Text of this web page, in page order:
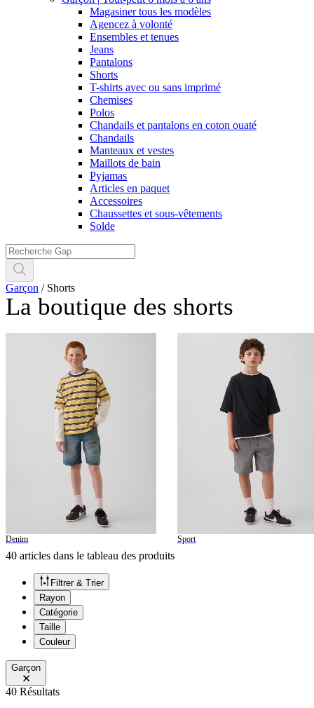
Magasiner tous les modèles
Agencez à volonté
Ensembles et tenues
Jeans
Pantalons
Shorts
T-shirts avec ou sans imprimé
Chemises
Polos
Chandails et pantalons en coton ouaté
Chandails
Manteaux et vestes
Maillots de bain
Pyjamas
Articles en paquet
Accessoires
Chaussettes et sous-vêtements
Solde
Garçon / Shorts
La boutique des shorts
Denim Sport
40 articles dans le tableau des produits
Filtrer & Trier
Rayon
Catégorie
Taille
Couleur
Garçon
40 Résultats